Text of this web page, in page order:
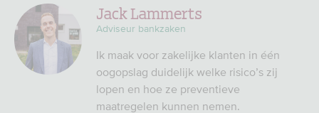
Jack Lammerts
Adviseur bankzaken
Ik maak voor zakelijke klanten in één
oogopslag duidelijk welke risico’s zij
lopen en hoe ze preventieve
maatregelen kunnen nemen.